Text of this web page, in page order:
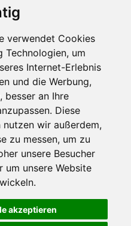
verwendet Cookies
Technologien, um
Internet-Erlebnis
und die Werbung,
besser an Ihre
Diese
nutzen wir außerdem,
zu messen, um zu
unsere Besucher
um unsere Website
akzeptieren
Партнерам
Инвесторам
Медиа
Facebook
Twitter